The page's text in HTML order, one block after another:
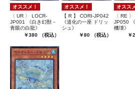
オススメ！
〈 UR 〉 LOCR-
JP001 《白き幻獣－
青眼の白龍》
￥380 （税込）
オススメ！
【 R 】 CORI-JP042
《道化の一座 ドリッ
シュ》
￥80 （税込）
オスス
〈 RE
JP050
機壊》
￥